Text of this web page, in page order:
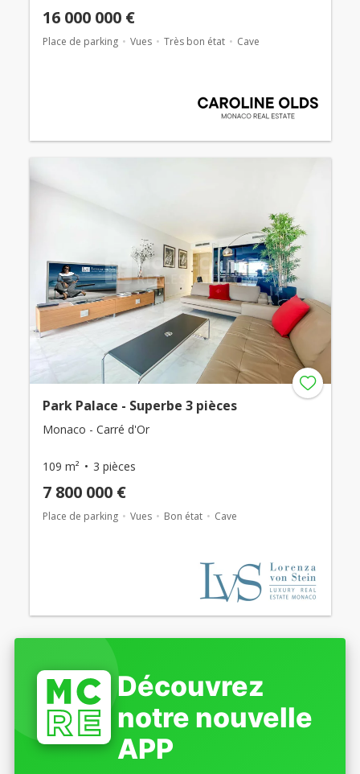
16 000 000 €
Place de parking Vues Très bon état Cave
Park Palace - Superbe 3 pièces
Monaco - Carré d'Or
109 m² 3 pièces
7 800 000 €
Place de parking Vues Bon état Cave
Découvrez
notre nouvelle
APP